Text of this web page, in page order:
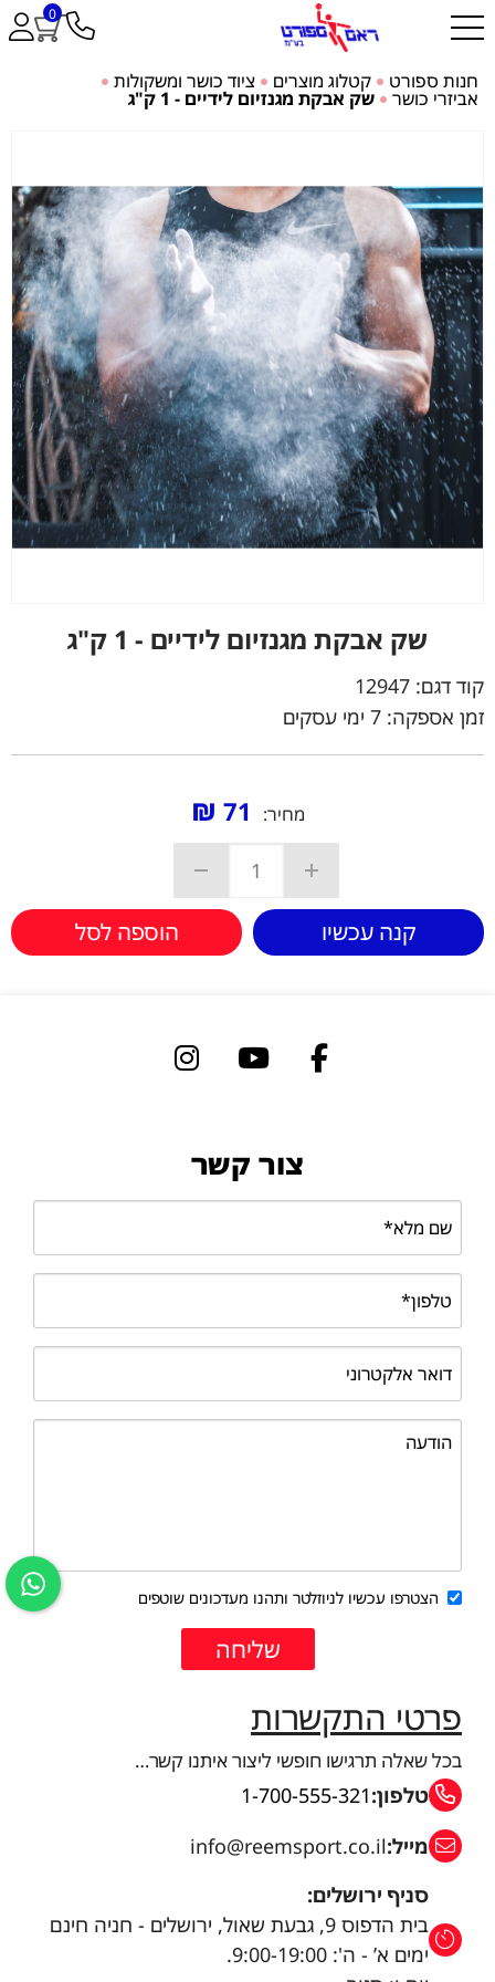
0
חנות ספורט קטלוג מוצרים ציוד כושר ומשקולות
אביזרי כושר שק אבקת מגנזיום לידיים - 1 ק"ג
שק אבקת מגנזיום לידיים - 1 ק"ג
קוד דגם: 12947
זמן אספקה: 7 ימי עסקים
מחיר: 71
₪
קנה עכשיו הוספה לסל
צור קשר
הצטרפו עכשיו לניוזלטר ותהנו מעדכונים שוטפים
פרטי התקשרות
בכל שאלה תרגישו חופשי ליצור איתנו קשר…
טלפון:1-700-555-321
מייל:info@reemsport.co.il
סניף ירושלים:
בית הדפוס 9, גבעת שאול, ירושלים - חניה חינם
ימים א’ - ה': 9:00-19:00.